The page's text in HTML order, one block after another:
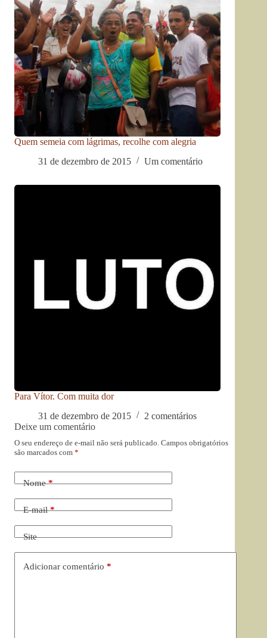
Quem semeia com lágrimas, recolhe com alegria
31 de dezembro de 2015
Um comentário
Para Vítor. Com muita dor
31 de dezembro de 2015
2 comentários
Deixe um comentário
O seu endereço de e-mail não será publicado. Campos obrigatórios
são marcados com *
Nome*
E-mail*
Site
Adicionar comentário *